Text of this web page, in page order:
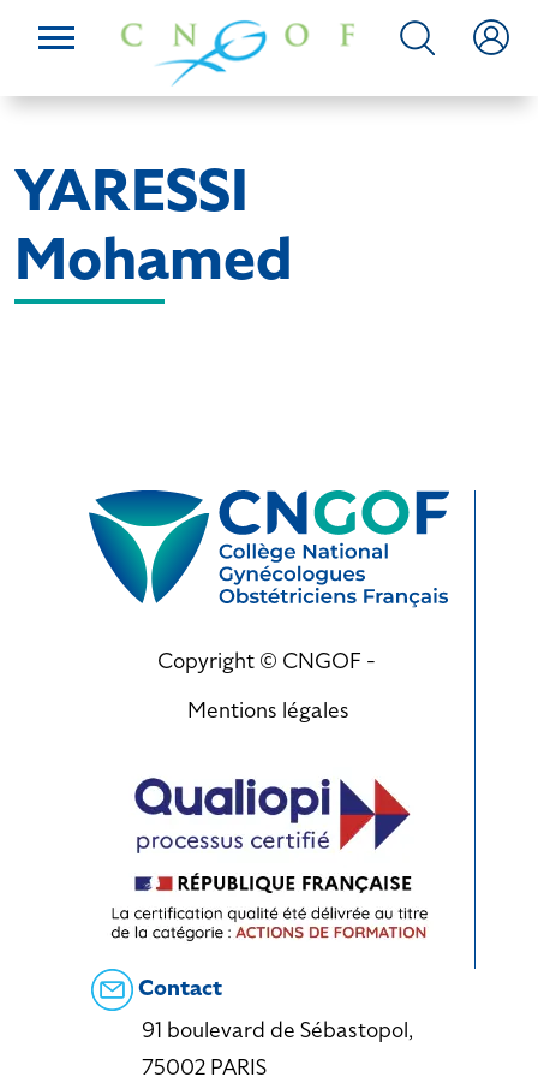
YARESSI
Mohamed
Copyright © CNGOF -
Mentions légales
Contact
91 boulevard de Sébastopol,
75002 PARIS